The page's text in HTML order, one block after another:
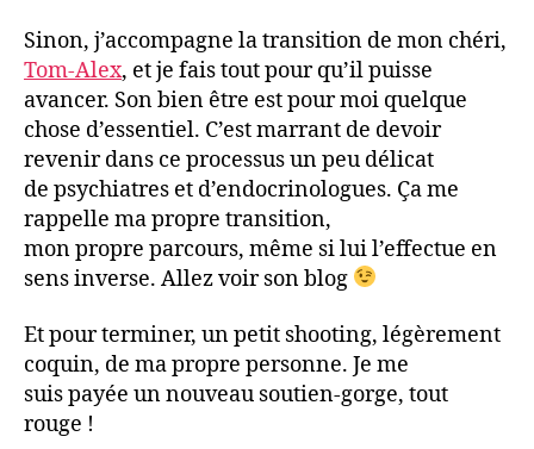
Sinon, j’accompagne la transition de mon chéri,
Tom-Alex, et je fais tout pour qu’il puisse
avancer. Son bien être est pour moi quelque
chose d’essentiel. C’est marrant de devoir
revenir dans ce processus un peu délicat
de psychiatres et d’endocrinologues. Ça me
rappelle ma propre transition,
mon propre parcours, même si lui l’effectue en
sens inverse. Allez voir son blog
Et pour terminer, un petit shooting, légèrement
coquin, de ma propre personne. Je me
suis payée un nouveau soutien-gorge, tout
rouge !